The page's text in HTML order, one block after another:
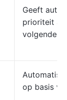
Geeft
prioriteit
volgende
op basis